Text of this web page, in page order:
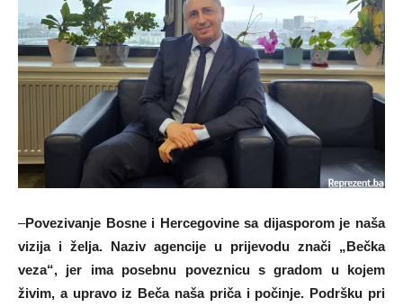
–Povezivanje Bosne i Hercegovine sa dijasporom je naša
vizija i želja. Naziv agencije u prijevodu znači „Bečka
veza“, jer ima posebnu poveznicu s gradom u kojem
živim, a upravo iz Beča naša priča i počinje. Podršku pri